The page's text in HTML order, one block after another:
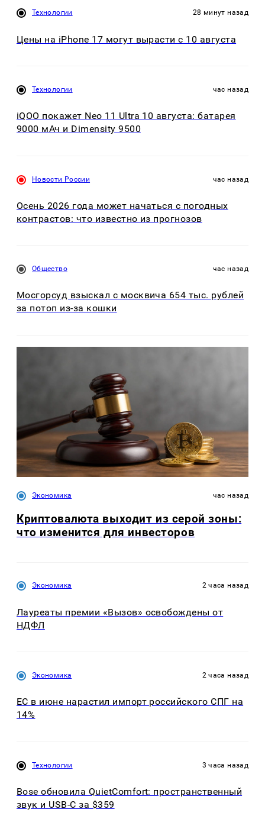
Технологии 28 минут назад
Цены на iPhone 17 могут вырасти с 10 августа
Технологии час назад
iQOO покажет Neo 11 Ultra 10 августа: батарея
9000 мАч и Dimensity 9500
Новости России час назад
Осень 2026 года может начаться с погодных
контрастов: что известно из прогнозов
Общество час назад
Мосгорсуд взыскал с москвича 654 тыс. рублей
за потоп из-за кошки
Экономика час назад
Криптовалюта выходит из серой зоны:
что изменится для инвесторов
Экономика 2 часа назад
Лауреаты премии «Вызов» освобождены от
НДФЛ
Экономика 2 часа назад
ЕС в июне нарастил импорт российского СПГ на
14%
Технологии 3 часа назад
Bose обновила QuietComfort: пространственный
звук и USB-C за $359